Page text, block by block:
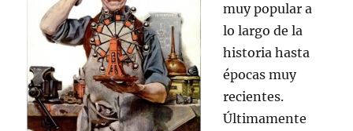
muy popular a
lo largo de la
historia hasta
épocas muy
recientes.
Últimamente